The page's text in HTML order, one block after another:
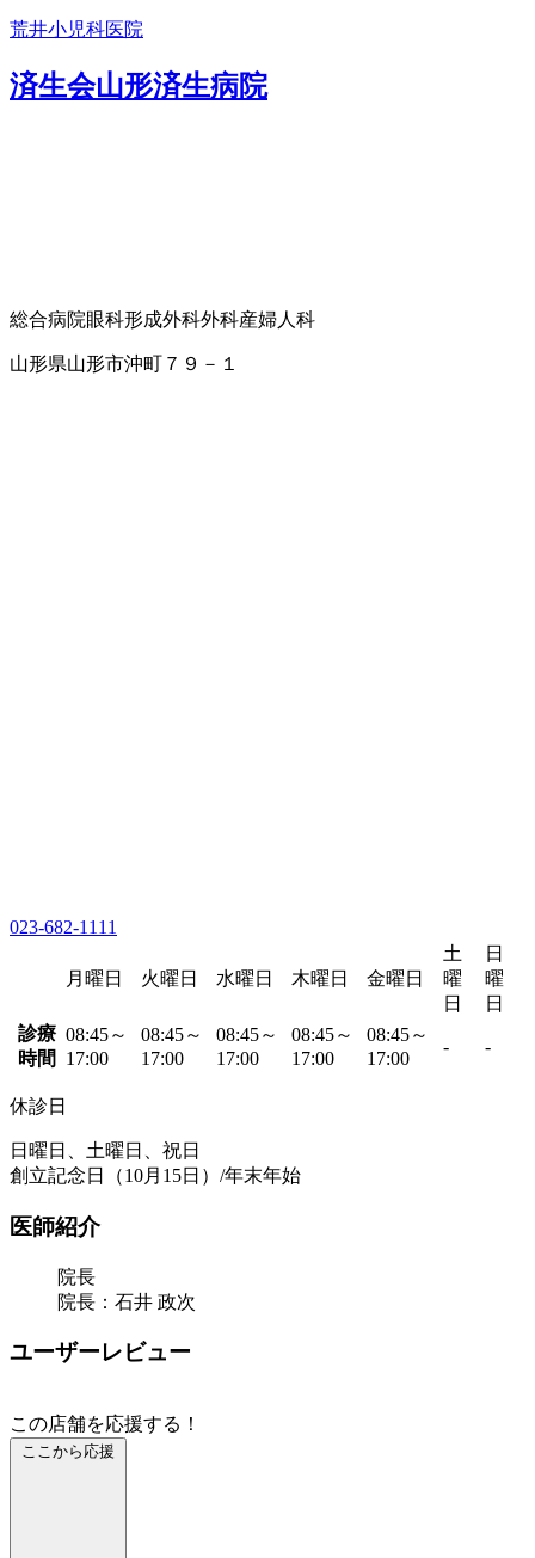
荒井小児科医院
済生会山形済生病院
総合病院眼科形成外科外科産婦人科
山形県山形市沖町７９－１
023-682-1111
月曜日 火曜日 水曜日 木曜日 金曜日
土
曜
日
日
曜
日
診療
時間
08:45～
17:00
08:45～
17:00
08:45～
17:00
08:45～
17:00
08:45～
17:00
- -
休診日
日曜日、土曜日、祝日
創立記念日（10月15日）/年末年始
医師紹介
院長
院長：石井 政次
ユーザーレビュー
この店舗を応援する！
ここから応援